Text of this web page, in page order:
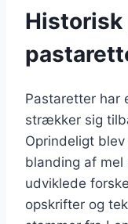
Pastaretter har
strækker sig
Oprindeligt
blanding af mel
udviklede
opskrifter og